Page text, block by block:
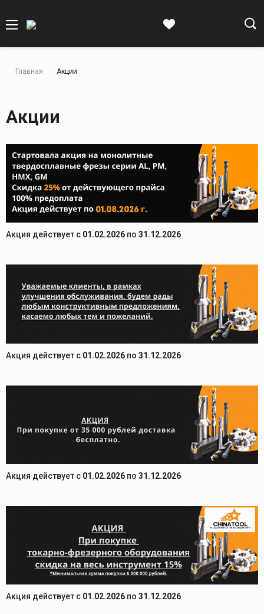
Главная Акции
Акции
Акция действует c 01.02.2026 по 31.12.2026
Акция действует c 01.02.2026 по 31.12.2026
Акция действует c 01.02.2026 по 31.12.2026
Акция действует c 01.02.2026 по 31.12.2026